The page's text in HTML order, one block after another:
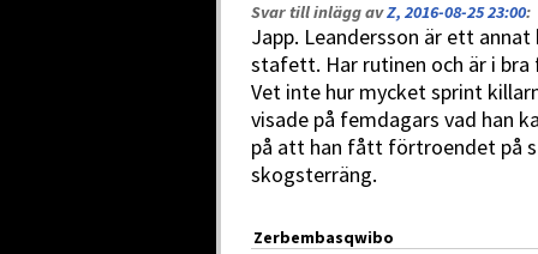
Svar till inlägg avZ, 2016-08-25 23:00:
Japp. Leandersson är ett
stafett. Har rutinen och är i bra
Vet inte hur mycket sprint
visade på femdagars vad han
på att han fått förtroendet på
skogsterräng.
Zerbembasqwibo